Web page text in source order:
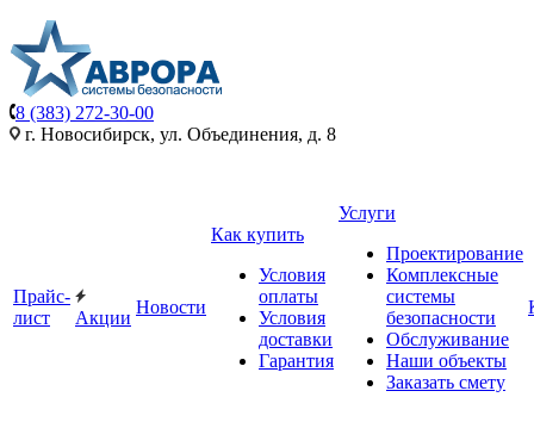
8 (383) 272-30-00
г. Новосибирск, ул. Объединения, д. 8
Прайс-
лист
Акции
Новости
Как купить
Условия
оплаты
Условия
доставки
Гарантия
Услуги
Проектирование
Комплексные
системы
безопасности
Обслуживание
Наши объекты
Заказать смету